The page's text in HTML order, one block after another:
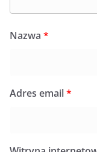
Nazwa *
Adres email*